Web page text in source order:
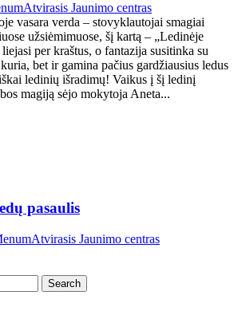
Atvirasis Jaunimo centras
vasara verda – stovyklautojai smagiai
užsiėmimuose, šį kartą – „Ledinėje
per kraštus, o fantazija susitinka su
bet ir gamina pačius gardžiausius ledus
ledinių išradimų! Vaikus į šį ledinį
magiją sėjo mokytoja Aneta...
pasaulis
Atvirasis Jaunimo centras